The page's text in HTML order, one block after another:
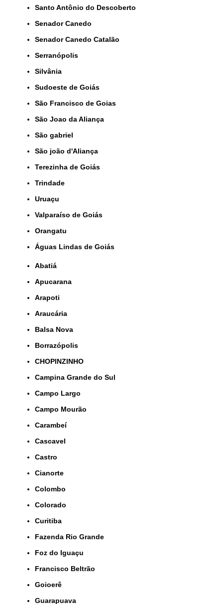
Santo Antônio do Descoberto
Senador Canedo
Senador Canedo Catalão
Serranópolis
Silvânia
Sudoeste de Goiás
São Francisco de Goias
São Joao da Aliança
São gabriel
São joão d'Aliança
Terezinha de Goiás
Trindade
Uruaçu
Valparaíso de Goiás
orangatu
Águas Lindas de Goiás
Abatiá
Apucarana
Arapoti
Araucária
Balsa Nova
Borrazópolis
CHOPINZINHO
Campina Grande do Sul
Campo Largo
Campo Mourão
Carambeí
Cascavel
Castro
Cianorte
Colombo
Colorado
Curitiba
Fazenda Rio Grande
Foz do Iguaçu
Francisco Beltrão
Goioerê
Guarapuava